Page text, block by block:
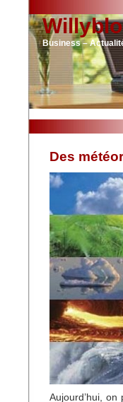
Business –
Des
Aujourd’hui,